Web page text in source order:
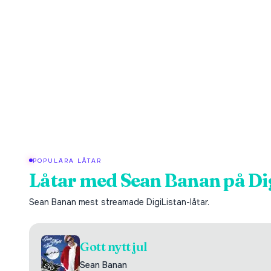
POPULÄRA LÅTAR
Låtar medSean Bananpå
Sean Banan mest streamade DigiListan-låtar.
Gott nytt jul
Sean Banan